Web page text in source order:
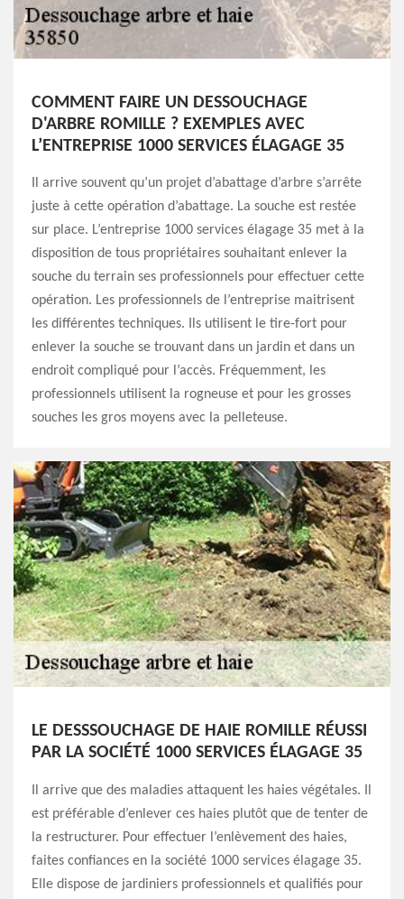
COMMENT FAIRE UN DESSOUCHAGE
D'ARBRE ROMILLE ? EXEMPLES AVEC
L’ENTREPRISE 1000 SERVICES ÉLAGAGE 35
Il arrive souvent qu’un projet d’abattage d’arbre s’arrête
juste à cette opération d’abattage. La souche est restée
sur place. L’entreprise 1000 services élagage 35 met à la
disposition de tous propriétaires souhaitant enlever la
souche du terrain ses professionnels pour effectuer cette
opération. Les professionnels de l’entreprise maitrisent
les différentes techniques. Ils utilisent le tire-fort pour
enlever la souche se trouvant dans un jardin et dans un
endroit compliqué pour l’accès. Fréquemment, les
professionnels utilisent la rogneuse et pour les grosses
souches les gros moyens avec la pelleteuse.
LE DESSSOUCHAGE DE HAIE ROMILLE RÉUSSI
PAR LA SOCIÉTÉ 1000 SERVICES ÉLAGAGE 35
Il arrive que des maladies attaquent les haies végétales. Il
est préférable d’enlever ces haies plutôt que de tenter de
la restructurer. Pour effectuer l’enlèvement des haies,
faites confiances en la société 1000 services élagage 35.
Elle dispose de jardiniers professionnels et qualifiés pour